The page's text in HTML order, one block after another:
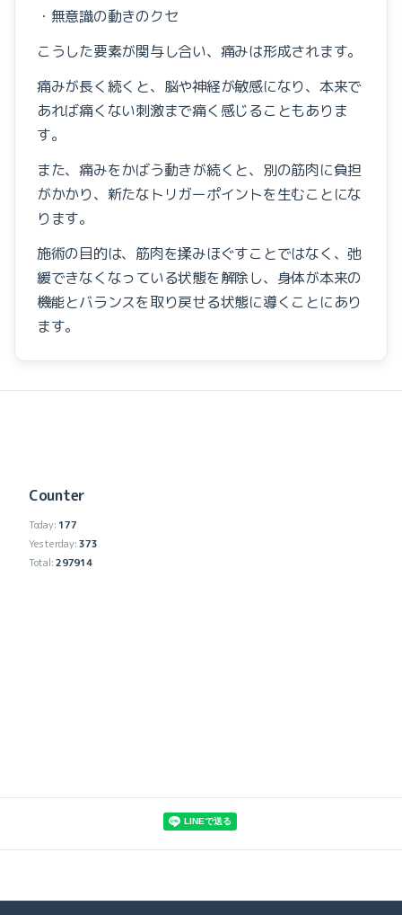
・無意識の動きのクセ
こうした要素が関与し合い、痛みは形成されます。
痛みが長く続くと、脳や神経が敏感になり、本来で
あれば痛くない刺激まで痛く感じることもありま
す。
また、痛みをかばう動きが続くと、別の筋肉に負担
がかかり、新たなトリガーポイントを生むことにな
ります。
施術の目的は、筋肉を揉みほぐすことではなく、弛
緩できなくなっている状態を解除し、 身体が本来の
機能とバランスを取り戻せる状態に導くことにあり
ます。
Counter
Today: 177
Yesterday:373
Total:297914